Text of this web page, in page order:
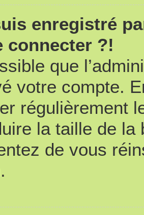
enregistré
connecter ?!
que
votre compte.
régulièrement
la taille de
de vous